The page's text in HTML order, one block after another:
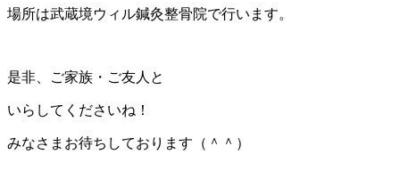
場所は武蔵境ウィル鍼灸整骨院で行います。
是非、ご家族・ご友人と
いらしてくださいね！
みなさまお待ちしております（＾＾）